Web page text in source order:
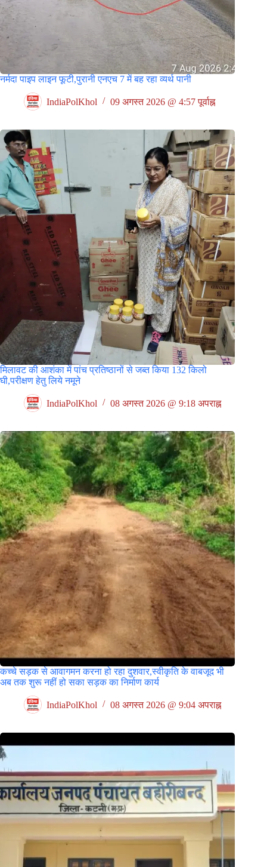
नर्मदा पाइप लाइन फूटी,पुरानी एनएच 7 में बह रहा व्यर्थ पानी
IndiaPolKhol 09 अगस्त 2026 @ 4:57 पूर्वाह्न
मिलावट की आशंका में पांच प्रतिष्ठानों से जब्त किया 132 किलो
घी,परीक्षण हेतु लिये नमूने
IndiaPolKhol 08 अगस्त 2026 @ 9:18 अपराह्न
कच्चे सड़क से आवागमन करना हो रहा दुशवार,स्वीकृति के वाबजूद भी
अब तक शुरू नहीं हो सका सड़क का निर्माण कार्य
IndiaPolKhol 08 अगस्त 2026 @ 9:04 अपराह्न